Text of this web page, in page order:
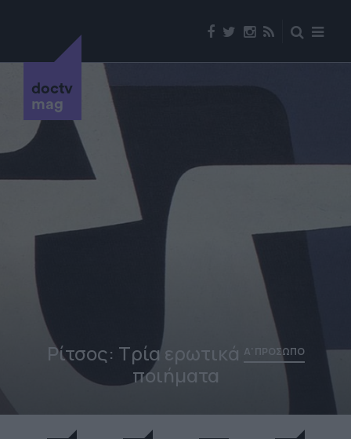
doctv
mag
Ρίτσος: Τρία ερωτικά Α' ΠΡΟΣΩΠΟ
ποιήματα